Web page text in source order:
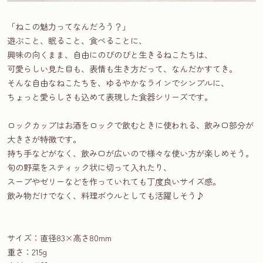
「ねこの魅力ってなんだろう？」
遊ぶこと、眠ること、食べることに、
興味の向くまま、自由にのびのびと生きるねこたちは、
可愛らしい見た目も、表情も生き方だって、なんだかすてき。
そんな自由なねこたちを、ゆるやかなラインでシンプルに、
ちょっと愛らしさも込めて表現した食器シリーズです。
ロックカップはお酒をロックで飲むときに使われる、飲み口部分が
大きさが特徴です。
持ち手などがなく、飲み口が広いので様々な使い方が楽しめそう。
旬の野菜をスティック状に切って入れたり、
スープやゼリーなどを作っていれても丁度良いサイズ感。
飲み物だけでなく、料理ボウルとしても活躍しそう♪
サイズ：直径83×高さ80mm
重さ：215g